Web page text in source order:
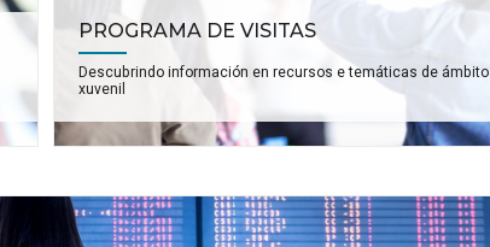
PROGRAMA DE VISITAS
Descubrindo información en recursos e temáticas de ámbito
xuvenil